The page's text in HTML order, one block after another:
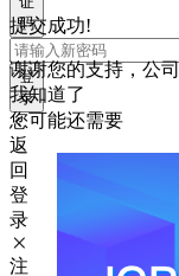
码
登
录
返
回
登
录
注
提交成功!
谢谢您的支持，公
我知道了
您可能还需要